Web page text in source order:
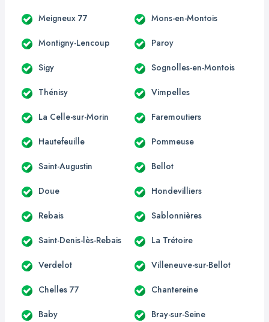
Meigneux 77 Mons-en-Montois
Montigny-Lencoup Paroy
Sigy Sognolles-en-Montois
Thénisy Vimpelles
La Celle-sur-Morin Faremoutiers
Hautefeuille Pommeuse
Saint-Augustin Bellot
Doue Hondevilliers
Rebais Sablonnières
Saint-Denis-lès-Rebais La Trétoire
Verdelot Villeneuve-sur-Bellot
Chelles 77 Chantereine
Baby Bray-sur-Seine